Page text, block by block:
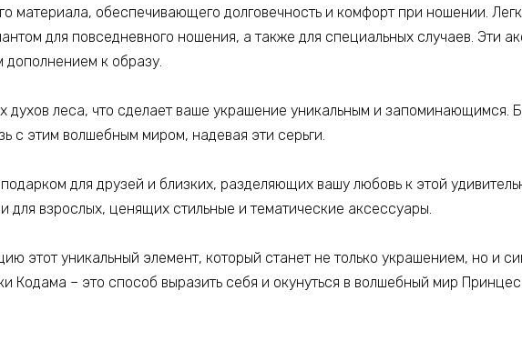
материала, обеспечивающего долговечность и комфорт при ношении.
для повседневного ношения, а также для специальных случаев. Эти
к образу.
духов леса, что сделает ваше украшение уникальным и запоминающимся.
с этим волшебным миром, надевая эти серьги.
для друзей и близких, разделяющих вашу любовь к этой
для взрослых, ценящих стильные и тематические аксессуары.
этот уникальный элемент, который станет не только украшением, но и
Кодама – это способ выразить себя и окунуться в волшебный мир